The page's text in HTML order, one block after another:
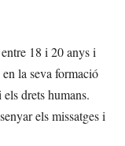
18 i 20 anys i
la seva formació
drets humans.
els missatges i